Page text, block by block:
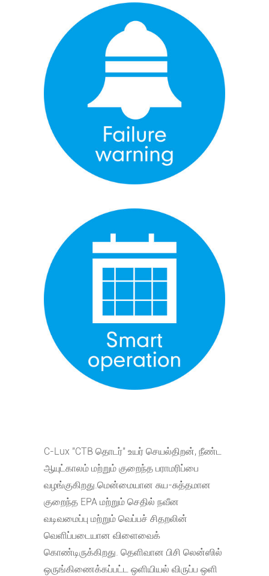
C-Lux "CTB தொடர்" உயர் செயல்திறன், நீண்ட
ஆயுட்காலம் மற்றும் குறைந்த பராமரிப்பை
வழங்குகிறது.மென்மையான சுய-சுத்தமான
குறைந்த EPA மற்றும் செதில் நவீன
வடிவமைப்பு மற்றும் வெப்பச் சிதறலின்
வெளிப்படையான விளைவைக்
கொண்டிருக்கிறது. தெளிவான பிசி லென்ஸில்
ஒருங்கிணைக்கப்பட்ட ஒளியியல் விருப்ப ஒளி